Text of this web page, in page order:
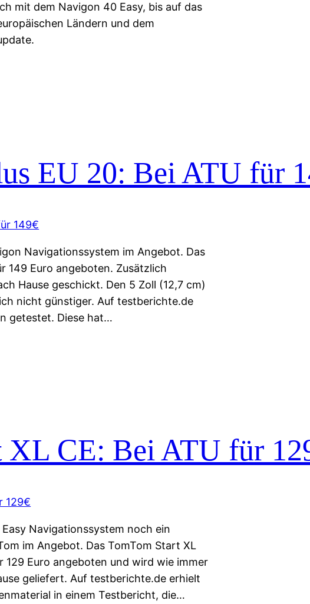
mit dem Navigon 40 Easy, bis auf das
Ländern und dem
EU 20: Bei ATU für
Navigationssystem im Angebot. Das
149 Euro angeboten. Zusätzlich
Hause geschickt. Den 5 Zoll (12,7 cm)
nicht günstiger. Auf testberichte.de
getestet. Diese hat…
XL CE: Bei ATU für
Navigationssystem noch ein
im Angebot. Das TomTom Start XL
Euro angeboten und wird wie immer
geliefert. Auf testberichte.de erhielt
in einem Testbericht, die…